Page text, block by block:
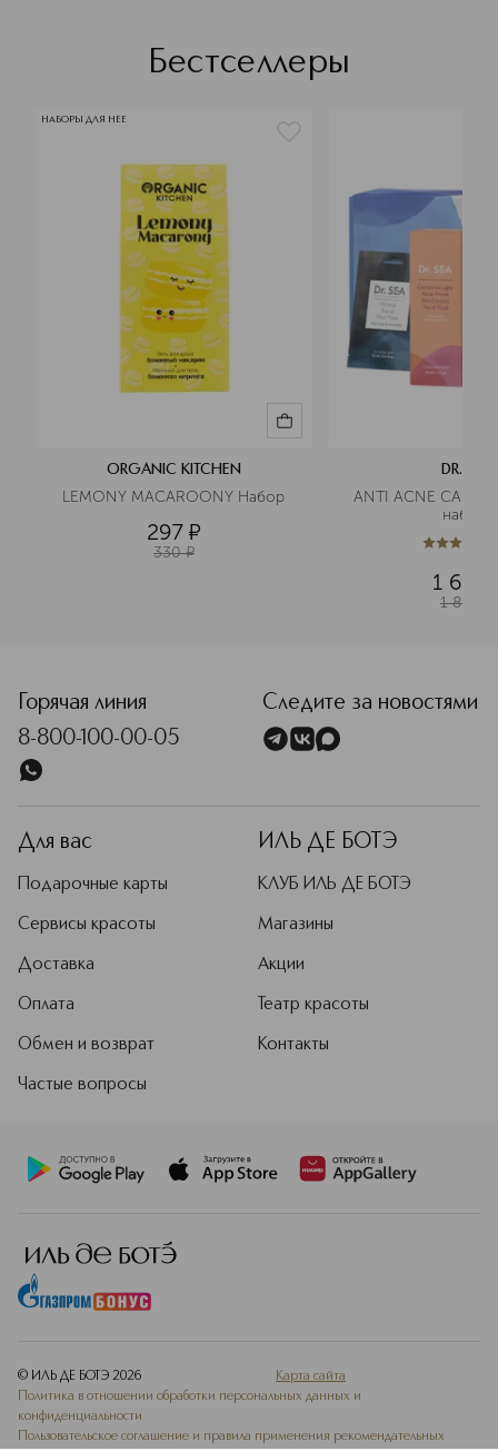
Бестселлеры
НАБОРЫ ДЛЯ НЕЕ
ORGANIC KITCHEN
LEMONY MACAROONY Набор
297 ¤
330 ¤
DR. SEA
ANTI ACNE CARE
4.4из5
1 692
1 880
Горячая линия
8-800-100-00-05
Следите за новостями
Для вас
Подарочные карты
Сервисы красоты
Доставка
Оплата
Обмен и возврат
Частые вопросы
ИЛЬ ДЕ БОТЭ
КЛУБ ИЛЬ ДЕ БОТЭ
Магазины
Акции
Театр красоты
Контакты
© ИЛЬ ДЕ БОТЭ 2026
Карта сайта
Политика в отношении обработки персональных данных и
конфиденциальности
Пользовательское соглашение и правила применения рекомендательных